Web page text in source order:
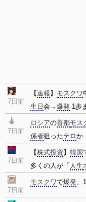
7日前
【速報 】 モスクワ
生日 会→爆発 1歩
7日前
ロシアの首都モス
係者狙ったテロか
7日前
【株式投資 】 韓国
多くの人が「 人生
7日前
モスクワで爆発、